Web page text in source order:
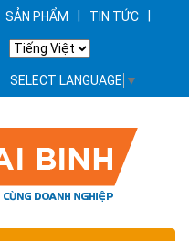
SẢN PHẨM TIN TỨC
SELECT LANGUAGE ▼